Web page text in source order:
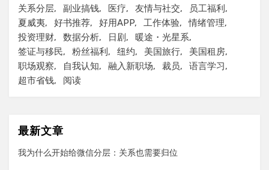
关系分层
副业搞钱 医疗 友情与社交
员工福利
夏威夷
好书推荐 好用APP 工作体验
情绪管理
投资理财
数据分析 日剧
暖途・光星系
签证与移民
粉丝福利 纽约 美国旅行
美国租房
职场观察
自我认知 融入新职场 裁员
语言学习
超市省钱
阅读
最新文章
我为什么开始给微信分层：关系也需要归位